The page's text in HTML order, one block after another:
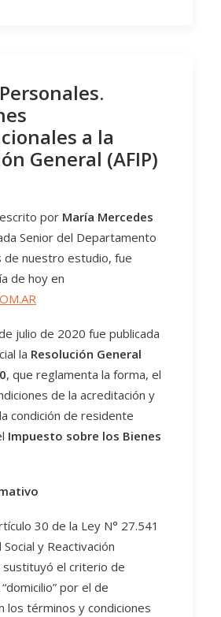
a la
General (AFIP)
por María Mercedes
Senior del Departamento
nuestro estudio, fue
de hoy en
julio de 2020 fue publicada
la Resolución General
, que reglamenta la forma, el
de la acreditación y
condición de residente
Impuesto sobre los Bienes
30 de la Ley N° 27.541
y Reactivación
sustituyó el criterio de
por el de
los términos y condiciones